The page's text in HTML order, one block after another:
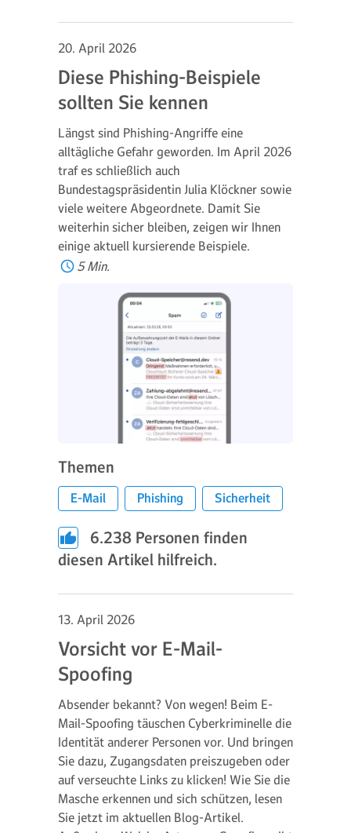
20. April 2026
Diese Phishing-Beispiele
sollten Sie kennen
Längst sind Phishing-Angriffe eine
alltägliche Gefahr geworden. Im April 2026
traf es schließlich auch
Bundestagspräsidentin Julia Klöckner sowie
viele weitere Abgeordnete. Damit Sie
weiterhin sicher bleiben, zeigen wir Ihnen
einige aktuell kursierende Beispiele.
5 Min.
Themen
E-Mail Phishing Sicherheit
6.238 Personen finden
diesen Artikel hilfreich.
13. April 2026
Vorsicht vor E-Mail-
Spoofing
Absender bekannt? Von wegen! Beim E-
Mail-Spoofing täuschen Cyberkriminelle die
Identität anderer Personen vor. Und bringen
Sie dazu, Zugangsdaten preiszugeben oder
auf verseuchte Links zu klicken! Wie Sie die
Masche erkennen und sich schützen, lesen
Sie jetzt im aktuellen Blog-Artikel.